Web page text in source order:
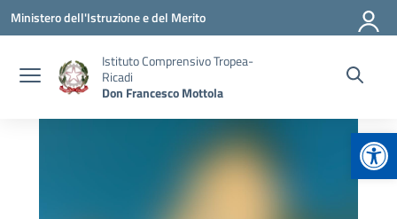
Vai ai contenuti
Vai al menu di navigazione
Vai al footer
Ministero dell'Istruzione e del Merito
Istituto Comprensivo Tropea-
Ricadi
Don Francesco Mottola